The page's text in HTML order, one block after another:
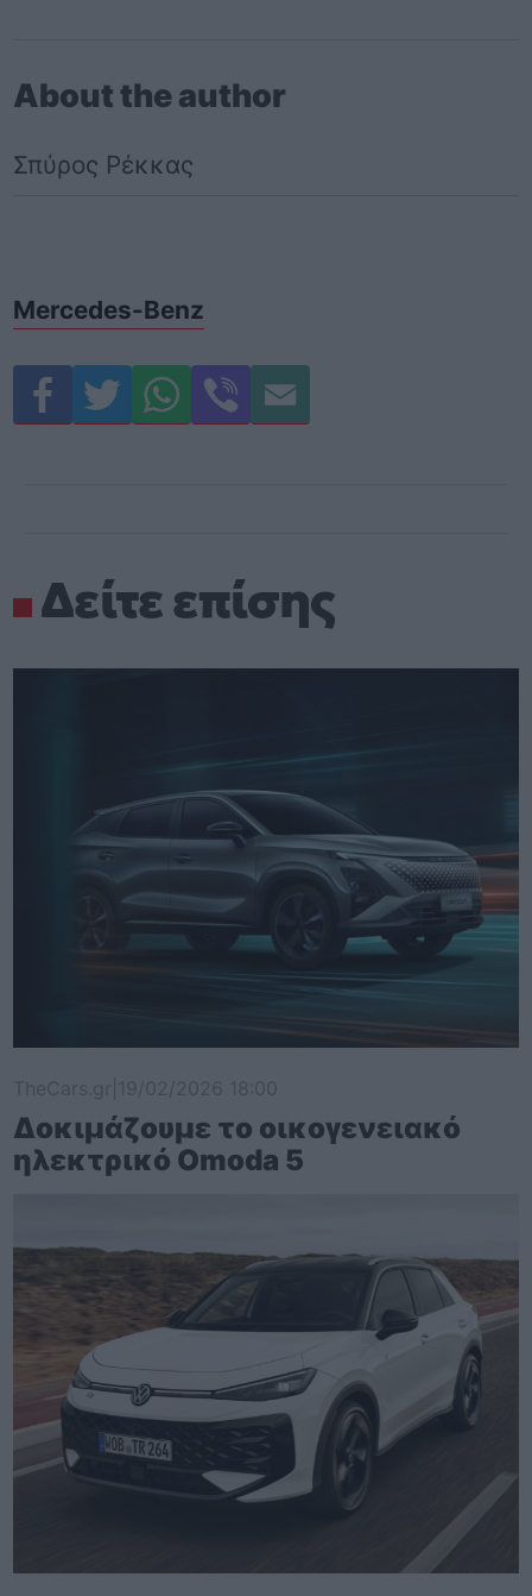
About the author
Σπύρος Ρέκκας
Mercedes-Benz
Δείτε επίσης
Δοκιμάζουμε το οικογενειακό
ηλεκτρικό Omoda 5